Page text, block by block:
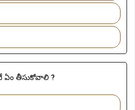
ఏం తీసుకోవాలి ?